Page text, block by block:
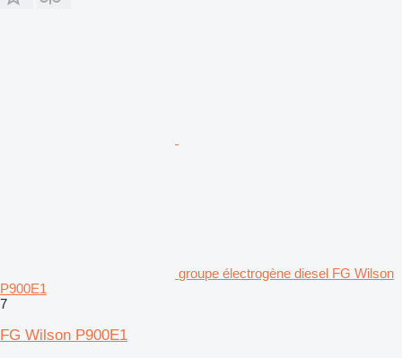
groupe électrogène diesel FG Wilson
P900E1
7
FG Wilson P900E1